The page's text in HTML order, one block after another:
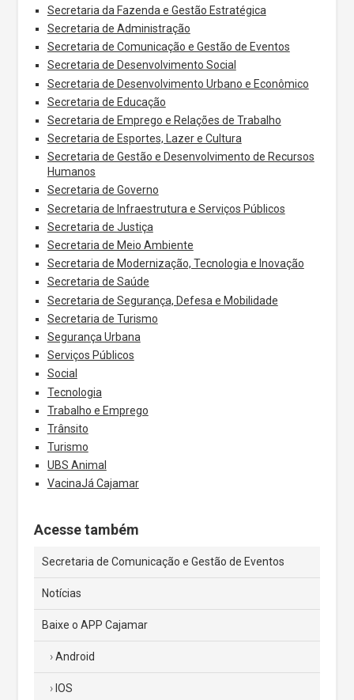
Secretaria da Fazenda e Gestão Estratégica
Secretaria de Administração
Secretaria de Comunicação e Gestão de Eventos
Secretaria de Desenvolvimento Social
Secretaria de Desenvolvimento Urbano e Econômico
Secretaria de Educação
Secretaria de Emprego e Relações de Trabalho
Secretaria de Esportes, Lazer e Cultura
Secretaria de Gestão e Desenvolvimento de Recursos
Humanos
Secretaria de Governo
Secretaria de Infraestrutura e Serviços Públicos
Secretaria de Justiça
Secretaria de Meio Ambiente
Secretaria de Modernização, Tecnologia e Inovação
Secretaria de Saúde
Secretaria de Segurança, Defesa e Mobilidade
Secretaria de Turismo
Segurança Urbana
Serviços Públicos
Social
Tecnologia
Trabalho e Emprego
Trânsito
Turismo
UBS Animal
VacinaJá Cajamar
Acesse também
Secretaria de Comunicação e Gestão de Eventos
Notícias
Baixe o APP Cajamar
Android
IOS